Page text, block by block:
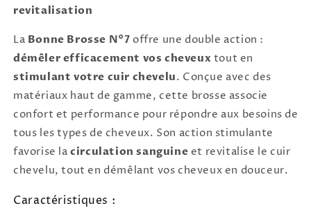
revitalisation
La Bonne Brosse N°7 offre une double action :
démêler efficacement vos cheveux tout en
stimulant votre cuir chevelu. Conçue avec des
matériaux haut de gamme, cette brosse associe
confort et performance pour répondre aux besoins de
tous les types de cheveux. Son action stimulante
favorise lacirculation sanguine et revitalise le cuir
chevelu, tout en démêlant vos cheveux en douceur.
Caractéristiques :